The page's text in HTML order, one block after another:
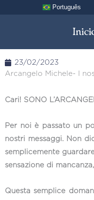
Português
23/02/2023
Arcangelo Michele- I
Cari! SONO
Per noi è passato un
nostri messaggi. Non
semplicemente
sensazione di
Questa semplice